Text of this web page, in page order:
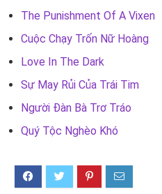
The Punishment Of A Vixen
Cuộc Chạy Trốn Nữ Hoàng
Love In The Dark
Sự May Rủi Của Trái Tim
Người Đàn Bà Trơ Tráo
Quý Tộc Nghèo Khó